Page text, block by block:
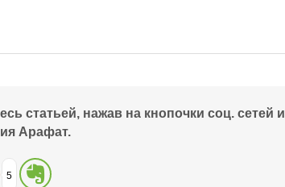
статьей, нажав на кнопочки соц. сетей и
Арафат.
5